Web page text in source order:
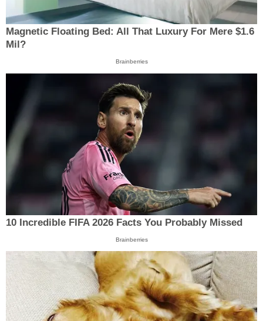
Magnetic Floating Bed: All That Luxury For Mere $1.6
Mil?
Brainberries
10 Incredible FIFA 2026 Facts You Probably Missed
Brainberries